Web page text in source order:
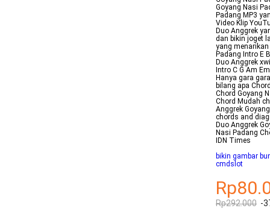
Goyang Nasi
Padang MP3
Video Klip
Duo Anggrek
dan bikin joget
yang
Padang Intro E
Duo Anggrek
Intro C G Am
Hanya gara
bilang apa
Chord Goyang
Chord Mudah
Anggrek
chords and
Duo Anggrek
Nasi Padang
IDN Times
bikin gambar
cmdslot
Rp292.000 -